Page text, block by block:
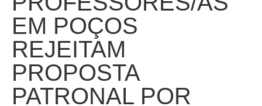
EM POÇOS
REJEITAM
PROPOSTA
PATRONAL POR